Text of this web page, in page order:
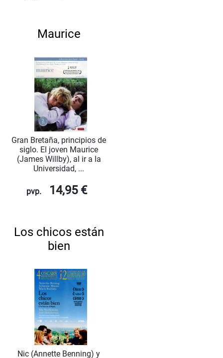
Maurice
Gran Bretaña, principios de
siglo. El joven Maurice
(James Willby), al ir a la
Universidad, ...
pvp. 14,95 €
Los chicos están
bien
Nic (Annette Benning) y